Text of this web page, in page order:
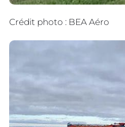
Crédit photo : BEA Aéro